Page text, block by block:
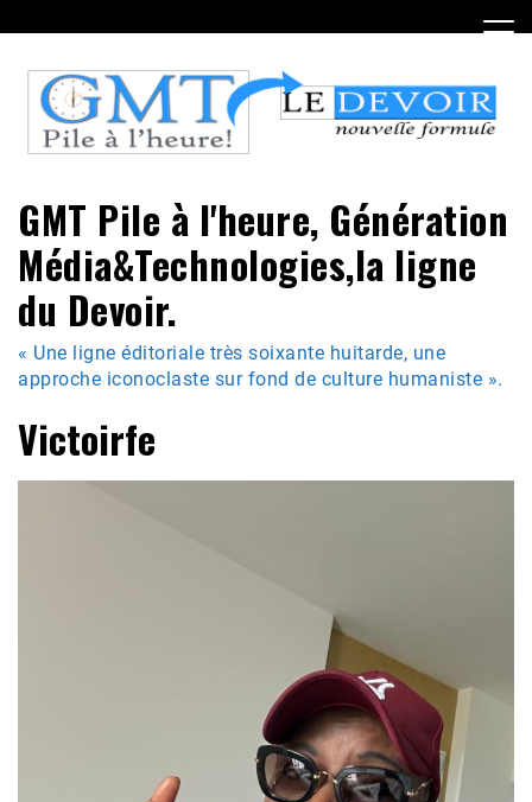
to
content
GMT Pile à l'heure, Génération
Média&Technologies,la ligne
du Devoir.
« Une ligne éditoriale très soixante huitarde, une
approche iconoclaste sur fond de culture humaniste ».
Victoirfe